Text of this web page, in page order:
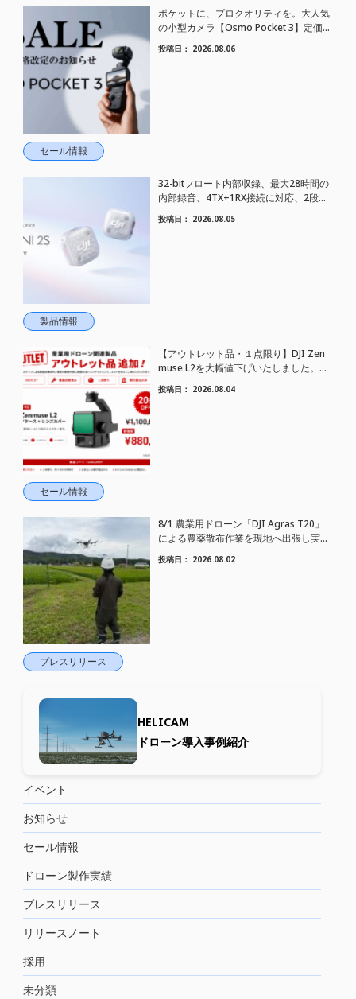
セール情報
ポケットに、プロクオリティを。大人気
の小型カメラ【Osmo Pocket 3】定価が
さらにお値下げされました！
投稿日： 2026.08.06
製品情報
32-bitフロート内部収録、最大28時間の
内部録音、4TX+1RX接続に対応、2段階
AIノイズキャンセリング搭載｜コンパク
トワイヤレスマイク DJI Mic Mini 2S 登場
投稿日： 2026.08.05
セール情報
【アウトレット品・１点限り】DJI Zen
muse L2を大幅値下げいたしました。｜
HELICAM STORE
投稿日： 2026.08.04
プレスリリース
8/1 農業用ドローン「DJI Agras T20」
による農薬散布作業を現地へ出張し実施
しました
投稿日： 2026.08.02
HELICAM
ドローン導入事例紹介
イベント
お知らせ
セール情報
ドローン製作実績
プレスリリース
リリースノート
採用
未分類